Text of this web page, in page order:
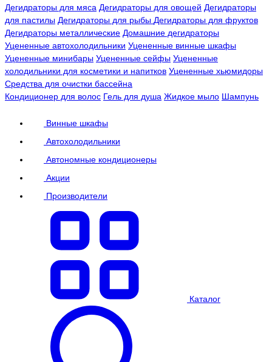
Дегидраторы для мяса Дегидраторы для овощей Дегидраторы
для пастилы Дегидраторы для рыбы Дегидраторы для фруктов
Дегидраторы металлические Домашние дегидраторы
Уцененные автохолодильники Уцененные винные шкафы
Уцененные минибары Уцененные сейфы Уцененные
холодильники для косметики и напитков Уцененные хьюмидоры
Средства для очистки бассейна
Кондиционер для волос Гель для душа Жидкое мыло Шампунь
Винные шкафы
Автохолодильники
Автономные кондиционеры
Акции
Производители
Каталог